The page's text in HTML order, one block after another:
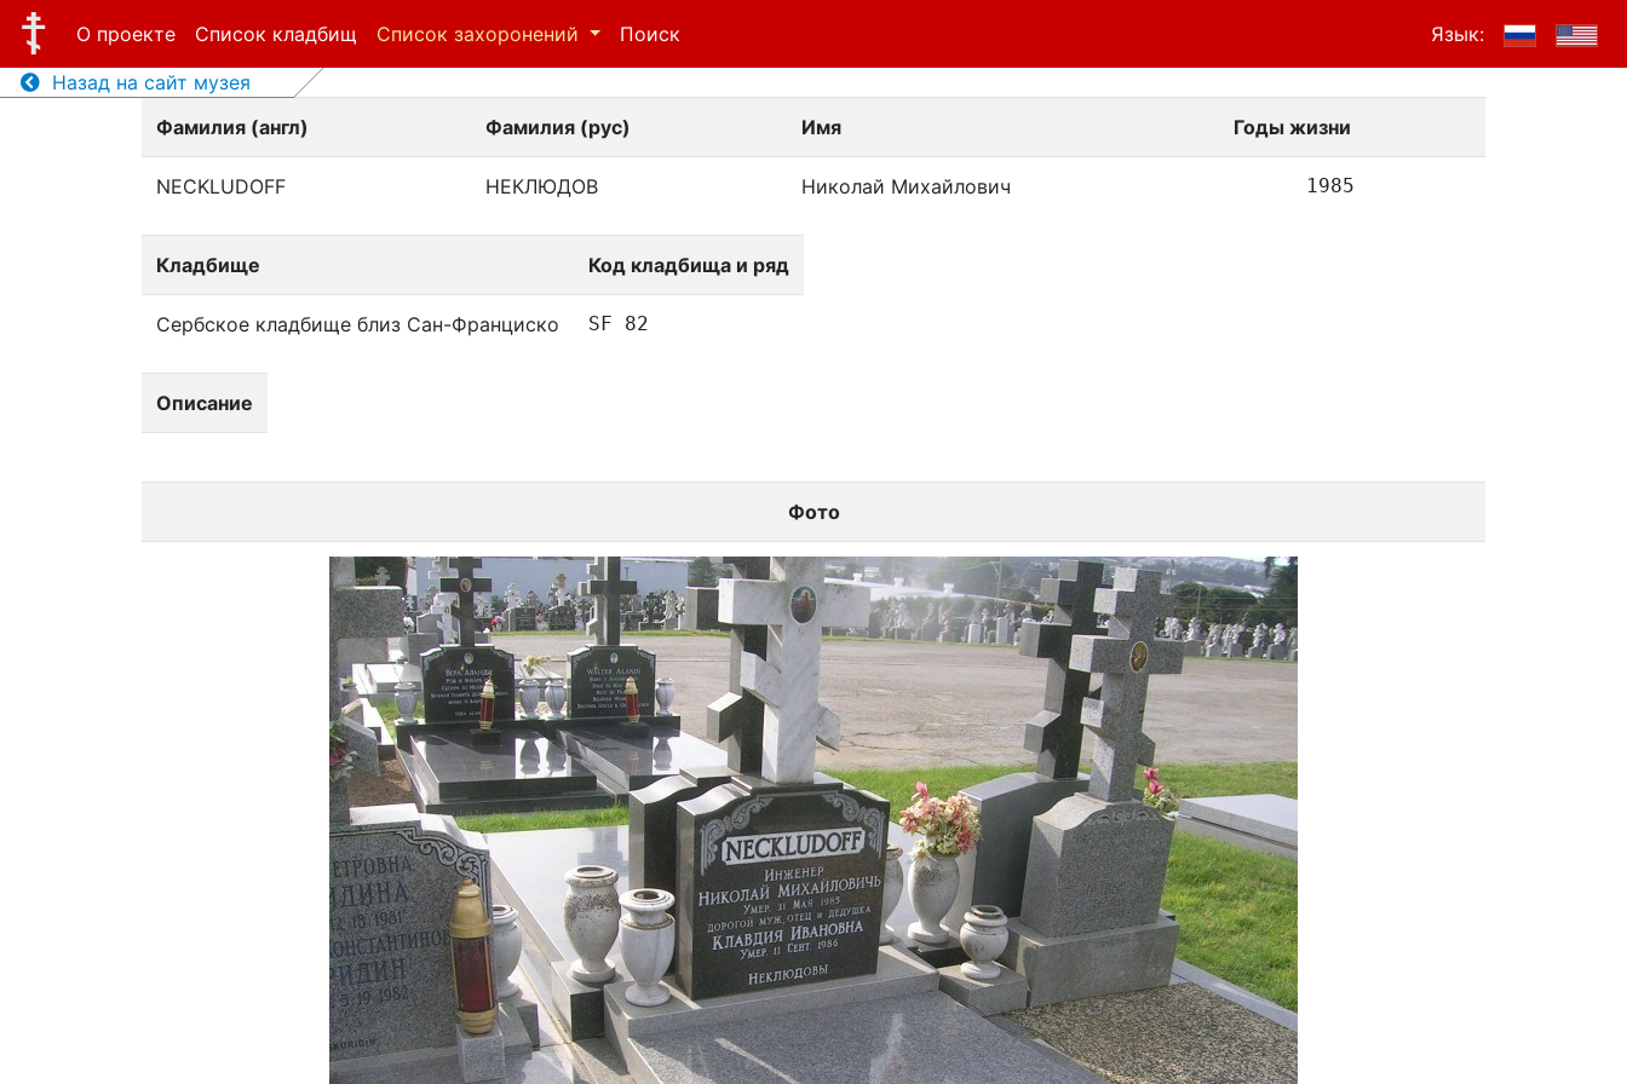
О проекте Список кладбищ Список захоронений Поиск
Язык:
Назад на сайт музея
Фамилия (англ)
Фамилия (рус) Имя Годы жизни
NECKLUDOFF НЕКЛЮДОВ Николай Михайлович 1985
Кладбище Код кладбища и ряд
Сербское кладбище близ Сан-Франциско SF 82
Описание
Фото